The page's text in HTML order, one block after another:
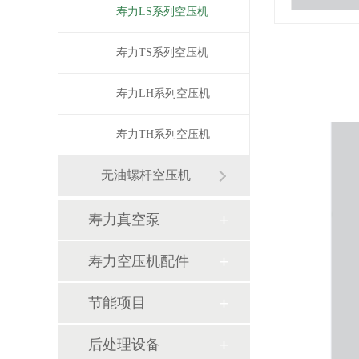
寿力LS系列空压机
寿力TS系列空压机
寿力LH系列空压机
寿力TH系列空压机
无油螺杆空压机
寿力真空泵
寿力空压机配件
节能项目
后处理设备